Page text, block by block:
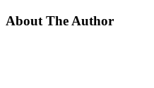
About The Author